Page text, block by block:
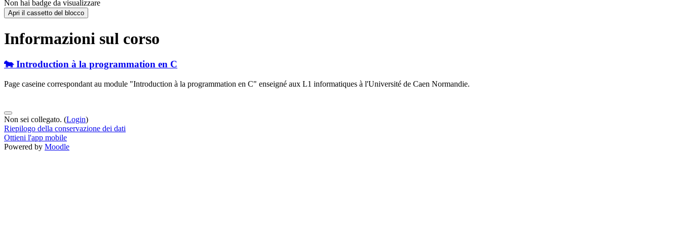
Non hai badge da visualizzare
Apri il cassetto del blocco
Informazioni sul corso
🐄 Introduction à la programmation en C
Page caseine correspondant au module "Introduction à la programmation en C" enseigné aux L1 informatiques à l'Université de Caen Normandie.
Non sei collegato. (Login)
Riepilogo della conservazione dei dati
Ottieni l'app mobile
Powered by Moodle